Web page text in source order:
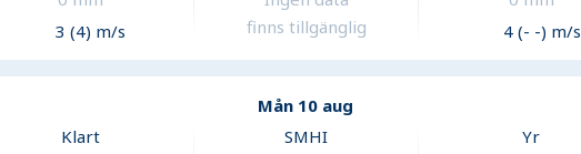
3 (4) m/s
finns tillgänglig
4 (- -) m/s
Mån 10 aug
Klart
SMHI Yr